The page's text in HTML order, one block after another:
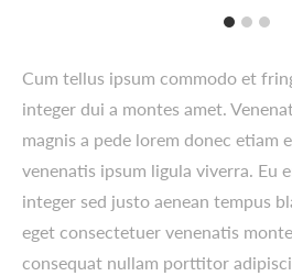
Cum tellus ipsum commodo et
integer dui a montes amet.
magnis a pede lorem donec etiam
venenatis ipsum ligula viverra. Eu
integer sed justo aenean tempus
eget consectetuer venenatis
consequat nullam porttitor